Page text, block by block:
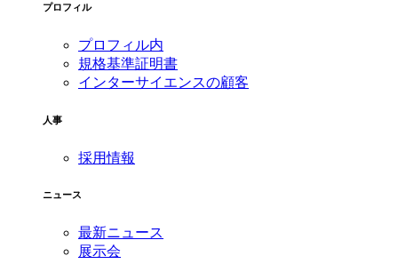
プロフィル
プロフィル内
規格基準証明書
インターサイエンスの顧客
人事
採用情報
ニュース
最新ニュース
展示会